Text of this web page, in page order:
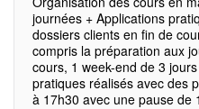
journées + Applications
dossiers clients en fin de
compris la préparation aux
cours, 1 week-end de 3
pratiques réalisés avec des
à 17h30 avec une pause de